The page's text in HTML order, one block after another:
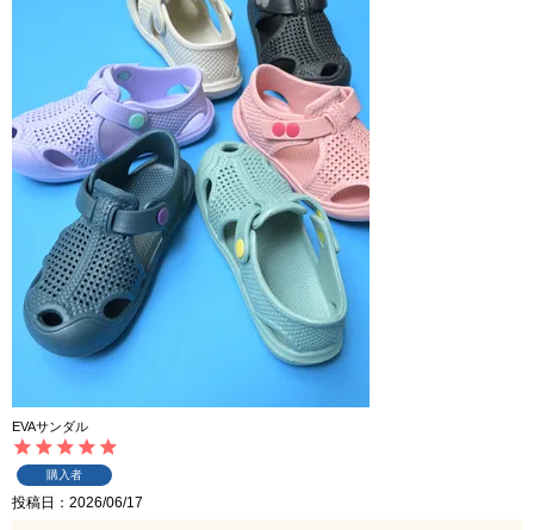
EVAサンダル
購入者
投稿日 2026/06/17